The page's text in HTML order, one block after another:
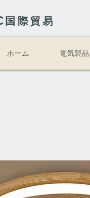
国際貿易
ホーム 電気製品